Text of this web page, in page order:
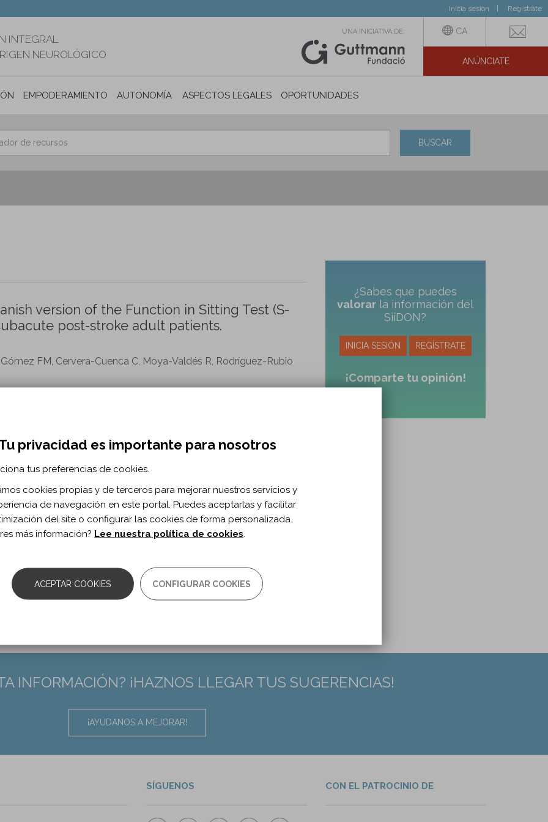
Inicia sesión Regístrate
INTEGRAL
NEUROLÓGICO
UNA INICIATIVA DE: CA
ANÚNCIATE
EMPODERAMIENTO AUTONOMÍA PERSONAL E INCLUSIÓN SOCIAL
ASPECTOS LEGALES OPORTUNIDADES
BUSCAR
version of the Function in Sitting Test (S-
post-stroke adult patients.
FM, Cervera-Cuenca C, Moya-Valdés R, Rodríguez-Rubio
vol. 24 n. 6
10749357.2017.1316548
of posterior pelvic tilt and contralateral
gait analysis.
F, Mukaino M, Yamada J, Kanada Y, Kagaya H, Saitoh E.
vol. 28 n. 2
10749357.2020.1783919
1 2 3 4 5 7 8
¿Sabes que puedes
valorar la información del
SiiDON?
INICIA SESIÓN REGÍSTRATE
¡Comparte tu opinión!
INFORMACIÓN? ¡HAZNOS LLEGAR TUS SUGERENCIAS!
¡AYÚDANOS A MEJORAR!
SÍGUENOS CON EL PATROCINIO DE
privacidad es importante para nosotros
tus preferencias de cookies.
cookies propias y de terceros para mejorar nuestros servicios y
de navegación en este portal. Puedes aceptarlas y facilitar
del site o configurar las cookies de forma personalizada.
más información? Lee nuestra política de cookies
ACEPTAR COOKIES CONFIGURAR COOKIES